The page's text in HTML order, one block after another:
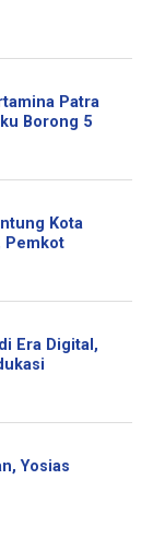
Patra
Borong 5
Kota
Pemkot
Era Digital,
Yosias